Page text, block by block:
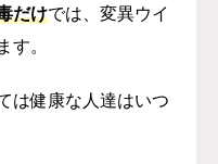
だけでは、変異ウイ
。
は健康な人達はいつ